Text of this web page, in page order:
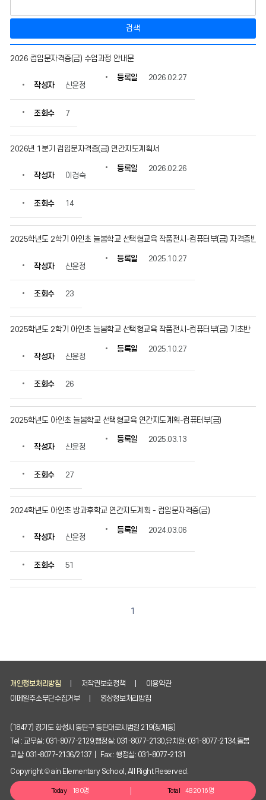
검색
입
격
의
게
목,
성
확
수
있
2026 컴입문자격증(금) 수업과정 안내문
작성자 신윤정
등록일 2026.02.27
조회수 7
2026년 1분기 컴입문자격증(금) 연간지도계획서
작성자 이경숙
등록일 2026.02.26
조회수 14
2025학년도 2학기 아인초 늘봄학교 선택형교육 작품전시-컴퓨터부(금) 자격증반
작성자 신윤정
등록일 2025.10.27
조회수 23
2025학년도 2학기 아인초 늘봄학교 선택형교육 작품전시-컴퓨터부(금) 기초반
작성자 신윤정
등록일 2025.10.27
조회수 26
2025학년도 아인초 늘봄학교 선택형교육 연간지도계획-컴퓨터부(금)
작성자 신윤정
등록일 2025.03.13
조회수 27
2024학년도 아인초 방과후학교 연간지도계획 - 컴입문자격증(금)
작성자 신윤정
등록일 2024.03.06
조회수 51
1
개인정보처리방침 저작권보호정책
이용약관
이메일주소무단수집거부
영상정보처리방침
(18477) 경기도 화성시 동탄구 동탄대로시범길 219(청계동)
Tel : 교무실: 031-8077-2129,행정실: 031-8077-2130,유치원: 031-8077-2134,돌봄
교실: 031-8077-2136/2137 | Fax : 행정실: 031-8077-2131
Copyright © ain Elementary School, All Right Reserved.
Today 180명 Total 482016명